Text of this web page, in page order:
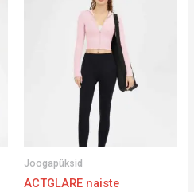
Joogapüksid
ACTGLARE naiste